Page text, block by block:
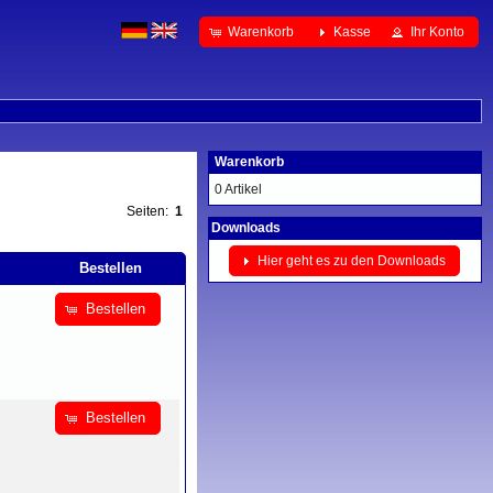
Warenkorb Kasse Ihr Konto
Seiten:1
Bestellen
Bestellen
Bestellen
Warenkorb
0 Artikel
Downloads
Hier geht es zu den Downloads